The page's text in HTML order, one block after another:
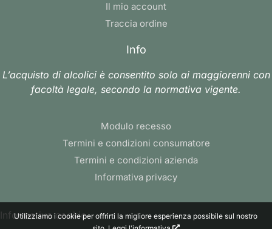
Il mio account
Traccia ordine
Info
L’acquisto di alcolici è consentito solo ai maggiorenni con
facoltà legale, secondo la normativa vigente.
Modulo recesso
Termini e condizioni consumatore
Termini e condizioni azienda
Informativa privacy
Informativa cookie
Utilizziamo i cookie per offrirti la migliore esperienza possibile sul nostro